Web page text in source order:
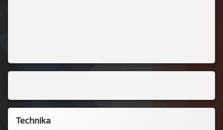
Technika